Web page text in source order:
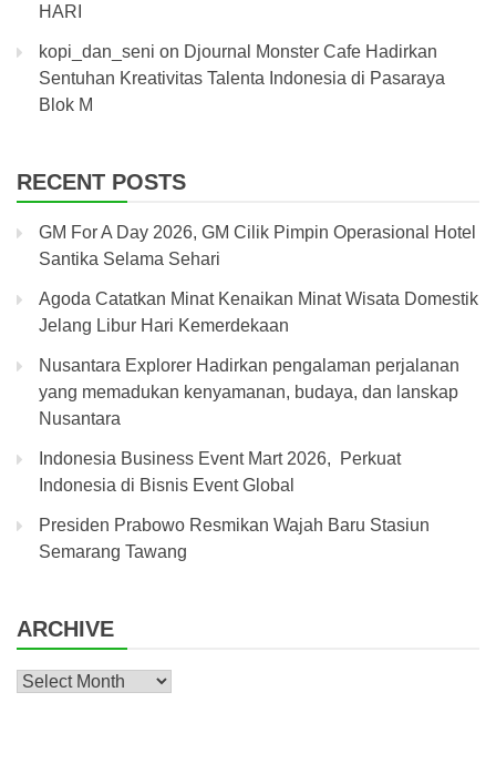
HARI
kopi_dan_seni on Djournal Monster Cafe Hadirkan
Sentuhan Kreativitas Talenta Indonesia di Pasaraya
Blok M
RECENT POSTS
GM For A Day 2026, GM Cilik Pimpin Operasional Hotel
Santika Selama Sehari
Agoda Catatkan Minat Kenaikan Minat Wisata Domestik
Jelang Libur Hari Kemerdekaan
Nusantara Explorer Hadirkan pengalaman perjalanan
yang memadukan kenyamanan, budaya, dan lanskap
Nusantara
Indonesia Business Event Mart 2026, Perkuat
Indonesia di Bisnis Event Global
Presiden Prabowo Resmikan Wajah Baru Stasiun
Semarang Tawang
ARCHIVE
Archive